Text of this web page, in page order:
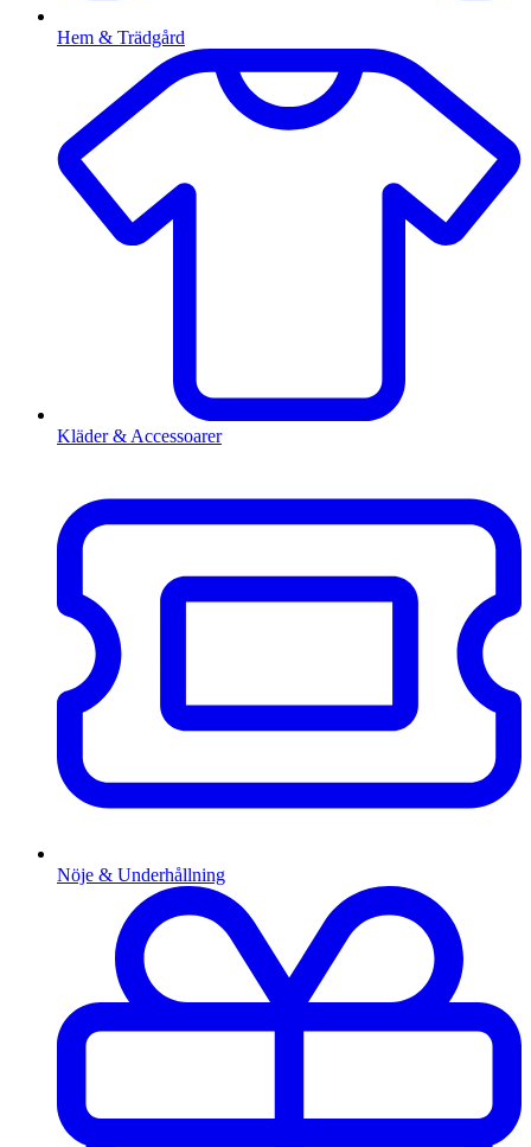
Hem & Trädgård
Kläder & Accessoarer
Nöje & Underhållning